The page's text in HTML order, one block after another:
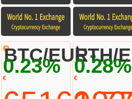
BTC/EUR-
0.23%
€
ETH/
0.28%
€